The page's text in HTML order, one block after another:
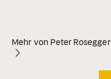
Mehr von Peter Rosegger